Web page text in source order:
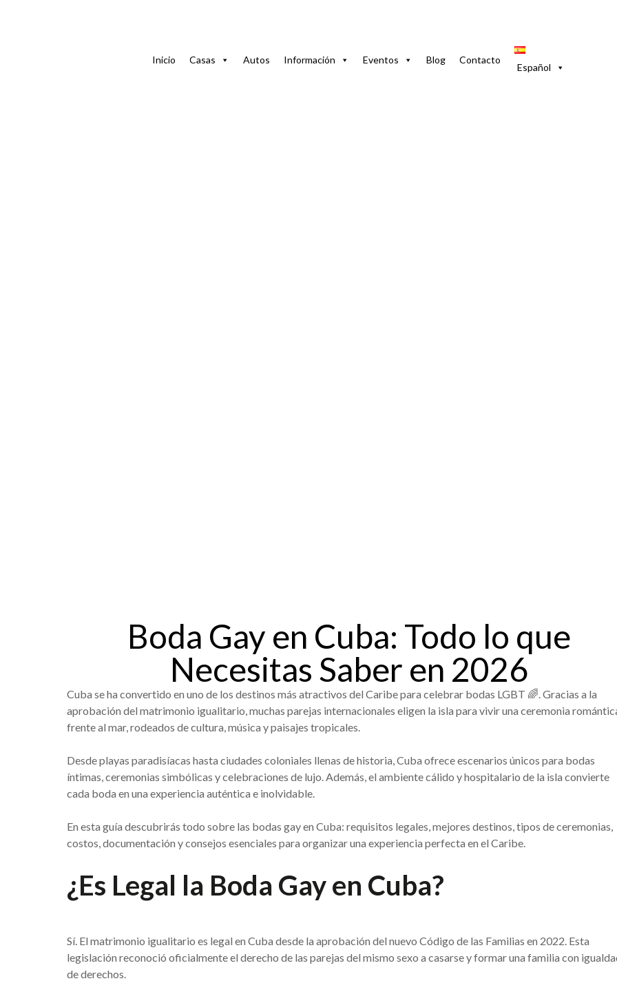
Inicio Casas Autos Información Eventos Blog Contacto
Español
Boda Gay en Cuba: Todo lo que
Necesitas Saber en 2026
Cuba se ha convertido en uno de los destinos más atractivos del Caribe para celebrar bodas LGBT 🌈. Gracias a la
aprobación del matrimonio igualitario, muchas parejas internacionales eligen la isla para vivir una ceremonia
frente al mar, rodeados de cultura, música y paisajes tropicales.
Desde playas paradisíacas hasta ciudades coloniales llenas de historia, Cuba ofrece escenarios únicos para bodas
íntimas, ceremonias simbólicas y celebraciones de lujo. Además, el ambiente cálido y hospitalario de la isla convierte
cada boda en una experiencia auténtica e inolvidable.
En esta guía descubrirás todo sobre las bodas gay en Cuba: requisitos legales, mejores destinos, tipos de ceremonias,
costos, documentación y consejos esenciales para organizar una experiencia perfecta en el Caribe.
¿Es Legal la Boda Gay en Cuba?
Sí. El matrimonio igualitario es legal en Cuba desde la aprobación del nuevo Código de las Familias en 2022. Esta
legislación reconoció oficialmente el derecho de las parejas del mismo sexo a casarse y formar una familia con
de derechos.